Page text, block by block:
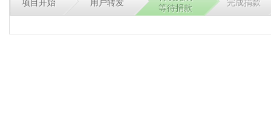
项目开始 用户转发
等待捐款
完成捐款